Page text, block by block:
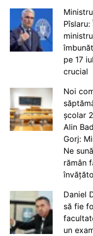
pe 17
crucial
Noi
școlar
Alin
Gorj:
Ne
rămân
Daniel
să fie
un